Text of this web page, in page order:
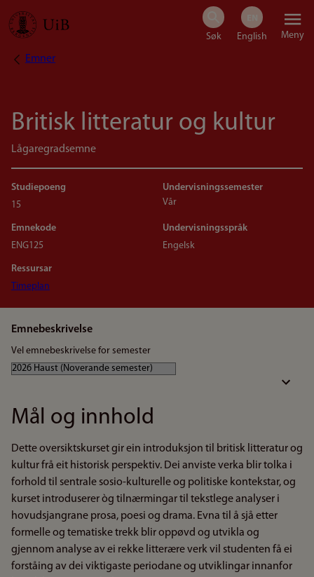
Hopp
Meny
Navigasjonssti
Emner
Britisk litteratur og kultur
Lågaregradsemne
Studiepoeng
15
Undervisningssemester
Vår
Emnekode
ENG125
Undervisningsspråk
Engelsk
Ressursar
Timeplan
Emnebeskrivelse
Vel emnebeskrivelse for semester
Mål og innhold
Dette oversiktskurset gir ein introduksjon til britisk litteratur og
kultur frå eit historisk perspektiv. Dei anviste verka blir tolka i
forhold til sentrale sosio-kulturelle og politiske kontekstar, og
kurset introduserer òg tilnærmingar til tekstlege analyser i
hovudsjangrane prosa, poesi og drama. Evna til å sjå etter
formelle og tematiske trekk blir oppøvd og utvikla og
gjennom analyse av ei rekke litterære verk vil studenten få ei
forståing av dei viktigaste periodane og utviklingar innanfor